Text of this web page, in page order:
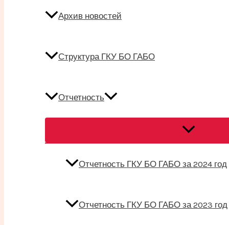
Архив новостей
Структура ГКУ БО ГАБО
Отчетность
Отчетность ГКУ БО ГАБО за 2024 год
Отчетность ГКУ БО ГАБО за 2023 год